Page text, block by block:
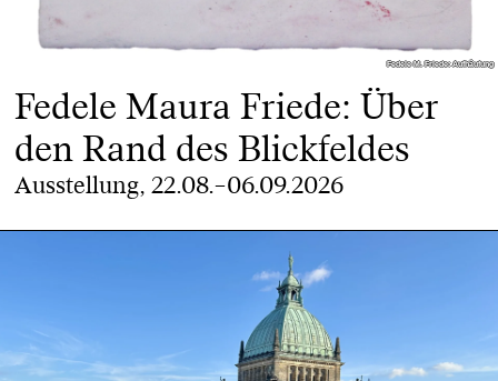
Fedele M. Friede: Aufhäufung
Fedele M. Friede: Aufhäufung
Fedele Maura Friede: Über
den Rand des Blickfeldes
Ausstellung, 22.08.–06.09.2026